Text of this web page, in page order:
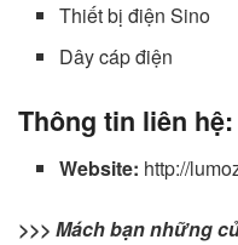
Thiết bị điện Sino
Dây cáp điện
Thông tin liên hệ:
Website: http://
>>> Mách bạn những